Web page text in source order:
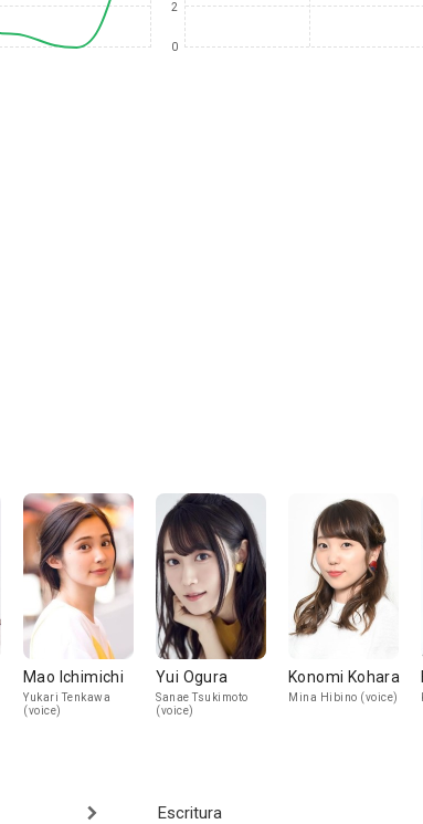
2
0
Mao Ichimichi
Yukari Tenkawa
(voice)
Yui Ogura
Sanae Tsukimoto
(voice)
Konomi Kohara
Mina Hibino (voice)
Escritura